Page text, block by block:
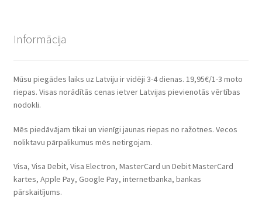
Informācija
Mūsu piegādes laiks uz Latviju ir vidēji 3-4 dienas. 19,95€/1-3 moto
riepas. Visas norādītās cenas ietver Latvijas pievienotās vērtības
nodokli.
Mēs piedāvājam tikai un vienīgi jaunas riepas no ražotnes. Vecos
noliktavu pārpalikumus mēs netirgojam.
Visa, Visa Debit, Visa Electron, MasterCard un Debit MasterCard
kartes, Apple Pay, Google Pay, internetbanka, bankas
pārskaitījums.